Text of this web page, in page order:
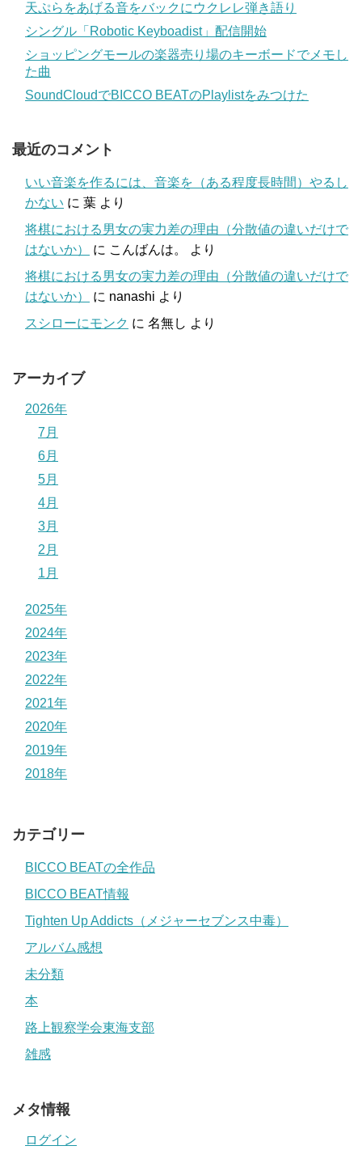
天ぷらをあげる音をバックにウクレレ弾き語り
シングル「Robotic Keyboadist」配信開始
ショッピングモールの楽器売り場のキーボードでメモし
た曲
SoundCloudでBICCO BEATのPlaylistをみつけた
最近のコメント
いい音楽を作るには、音楽を（ある程度長時間）やるし
かない に 葉 より
将棋における男女の実力差の理由（分散値の違いだけで
はないか）
に こんばんは。
より
将棋における男女の実力差の理由（分散値の違いだけで
はないか）
に nanashi より
スシローにモンク に 名無し より
アーカイブ
2026年
7月
6月
5月
4月
3月
2月
1月
2025年
2024年
2023年
2022年
2021年
2020年
2019年
2018年
カテゴリー
BICCO BEATの全作品
BICCO BEAT情報
Tighten Up Addicts（メジャーセブンス中毒）
アルバム感想
未分類
本
路上観察学会東海支部
雑感
メタ情報
ログイン